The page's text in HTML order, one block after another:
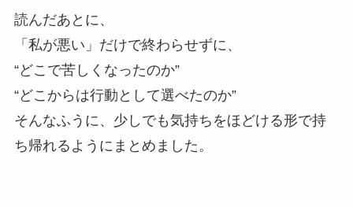
読んだあとに、
「私が悪い」だけで終わらせずに、
“どこで苦しくなったのか”
“どこからは行動として選べたのか”
そんなふうに、少しでも気持ちをほどける形で持
ち帰れるようにまとめました。